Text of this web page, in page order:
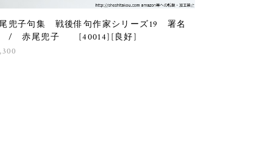
兜子句集 戦後俳句作家シリーズ19 署名
/ 赤尾兜子 [40014][良好]